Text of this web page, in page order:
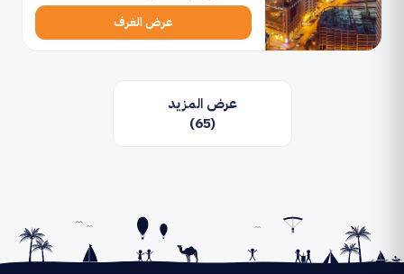
عرض الغرف
عرض المزيد
(65)